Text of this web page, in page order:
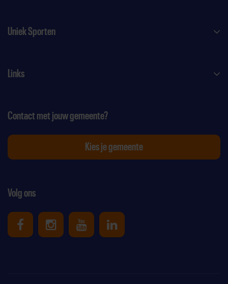
Uniek Sporten
Links
Volg ons
Uniek Sporten op Facebook
Uniek Sporten op Instagram
Uniek Sporten op Youtube
Uniek Sporten op
Contact met jouw gemeente?
Kies je gemeente